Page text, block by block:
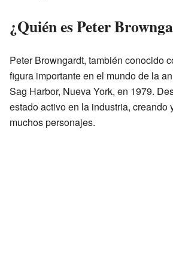
¿Quién es Peter
Peter Browngardt, también conocido
figura importante en el mundo de la
Sag Harbor, Nueva York, en 1979.
estado activo en la industria, creando
muchos personajes.